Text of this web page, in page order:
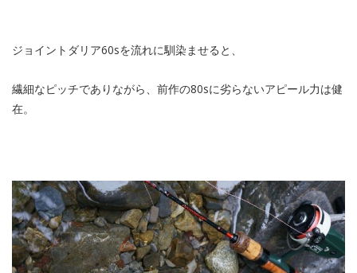
ジョイントダリア60sを流れに馴染ませると、
繊細なピッチでありながら、前作の80sに劣らないアピール力は健
在。